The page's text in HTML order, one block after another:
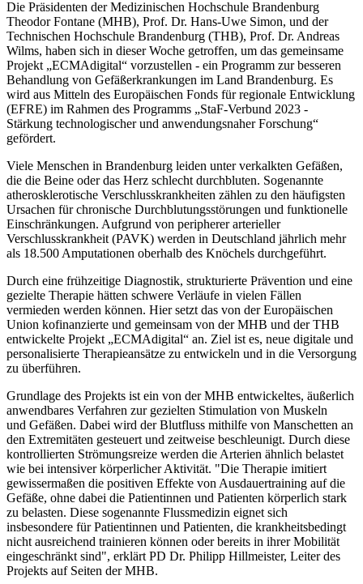
Die Präsidenten der Medizinischen Hochschule Brandenburg
Theodor Fontane (MHB), Prof. Dr. Hans-Uwe Simon, und der
Technischen Hochschule Brandenburg (THB), Prof. Dr. Andreas
Wilms, haben sich in dieser Woche getroffen, um das gemeinsame
Projekt „ECMAdigital“ vorzustellen - ein Programm zur besseren
Behandlung von Gefäßerkrankungen im Land Brandenburg. Es
wird aus Mitteln des Europäischen Fonds für regionale Entwicklung
(EFRE) im Rahmen des Programms „StaF-Verbund 2023 -
Stärkung technologischer und anwendungsnaher Forschung“
gefördert.
Viele Menschen in Brandenburg leiden unter verkalkten Gefäßen,
die die Beine oder das Herz schlecht durchbluten. Sogenannte
atherosklerotische Verschlusskrankheiten zählen zu den häufigsten
Ursachen für chronische Durchblutungsstörungen und funktionelle
Einschränkungen. Aufgrund von peripherer arterieller
Verschlusskrankheit (PAVK) werden in Deutschland jährlich mehr
als 18.500 Amputationen oberhalb des Knöchels durchgeführt.
Durch eine frühzeitige Diagnostik, strukturierte Prävention und eine
gezielte Therapie hätten schwere Verläufe in vielen Fällen
vermieden werden können. Hier setzt das von der Europäischen
Union kofinanzierte und gemeinsam von der MHB und der THB
entwickelte Projekt „ECMAdigital“ an. Ziel ist es, neue digitale und
personalisierte Therapieansätze zu entwickeln und in die Versorgung
zu überführen.
Grundlage des Projekts ist ein von der MHB entwickeltes, äußerlich
anwendbares Verfahren zur gezielten Stimulation von Muskeln
und Gefäßen. Dabei wird der Blutfluss mithilfe von Manschetten an
den Extremitäten gesteuert und zeitweise beschleunigt. Durch diese
kontrollierten Strömungsreize werden die Arterien ähnlich belastet
wie bei intensiver körperlicher Aktivität. "Die Therapie imitiert
gewissermaßen die positiven Effekte von Ausdauertraining auf die
Gefäße, ohne dabei die Patientinnen und Patienten körperlich stark
zu belasten. Diese sogenannte Flussmedizin eignet sich
insbesondere für Patientinnen und Patienten, die krankheitsbedingt
nicht ausreichend trainieren können oder bereits in ihrer Mobilität
eingeschränkt sind", erklärt PD Dr. Philipp Hillmeister, Leiter des
Projekts auf Seiten der MHB.